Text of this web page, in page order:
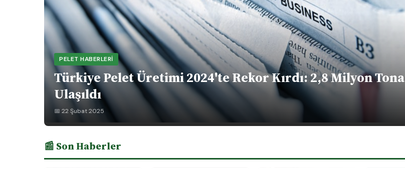
PELET HABERLERI
Türkiye Pelet Üretimi 2024'te Rekor Kırdı: 2,8 Milyon Tona
Ulaşıldı
📅 22 Şubat 2025
📰 Son Haberler